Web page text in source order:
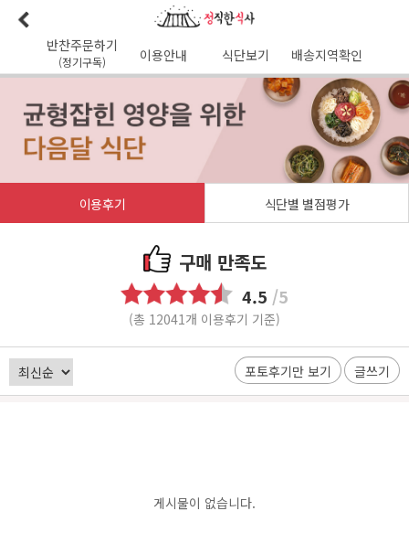
반찬주문하기
(정기구독) 이용안내 식단보기 배송지역확인
이용후기 배송가능지역
식단사진 1:1문의 다음달식단
이용약관
배송시간 오전7시 이전 배송 보장 (새벽배송 가능지역)
이용후기 식단별 별점평가
구매 만족도
4.5 /5
(총 12041개 이용후기 기준)
포토후기만 보기 글쓰기
게시물이 없습니다.